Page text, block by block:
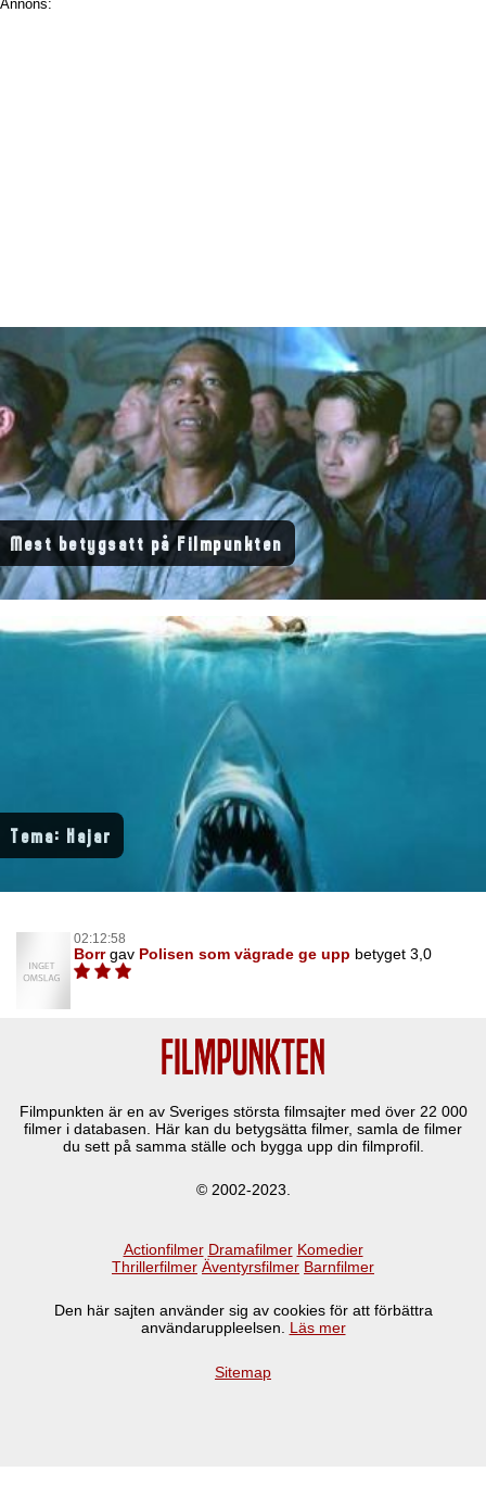
Annons:
Mest betygsatt på Filmpunkten
Tema: Hajar
02:12:58
Borrgav Polisen som vägrade ge upp betyget 3,0
Filmpunkten är en av Sveriges största filmsajter med över 22 000
filmer i databasen. Här kan du betygsätta filmer, samla de filmer
du sett på samma ställe och bygga upp din filmprofil.
© 2002-2023.
Actionfilmer Dramafilmer Komedier
Thrillerfilmer Äventyrsfilmer Barnfilmer
Den här sajten använder sig av cookies för att förbättra
användaruppleelsen. Läs mer
Sitemap